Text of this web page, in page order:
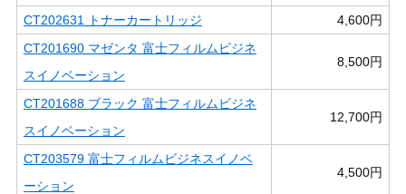
CT202631 トナーカートリッジ
4,600円
CT201690 マゼンタ 富士フィルムビジネ
スイノベーション
8,500円
CT201688 ブラック 富士フィルムビジネ
スイノベーション
12,700円
CT203579 富士フィルムビジネスイノベ
ーション
4,500円